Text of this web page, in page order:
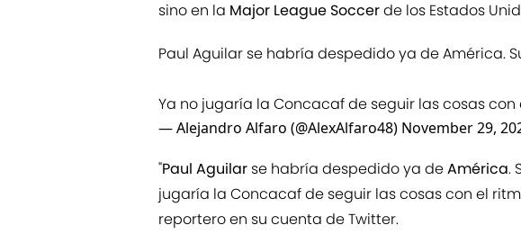
sino en la Major League Soccerde los Estados
Paul Aguilar se habría despedido ya de América.
Ya no jugaría la Concacaf de seguir las cosas
— Alejandro Alfaro (@AlexAlfaro48) November 29,
"Paul Aguilar se habría despedido ya deAmérica.
jugaría la Concacaf de seguir las cosas con el
reportero en su cuenta de Twitter.